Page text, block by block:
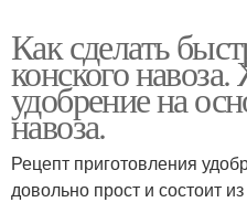
Как сделать
конского
удобрение на
навоза.
Рецепт приготовления
довольно прост и состоит